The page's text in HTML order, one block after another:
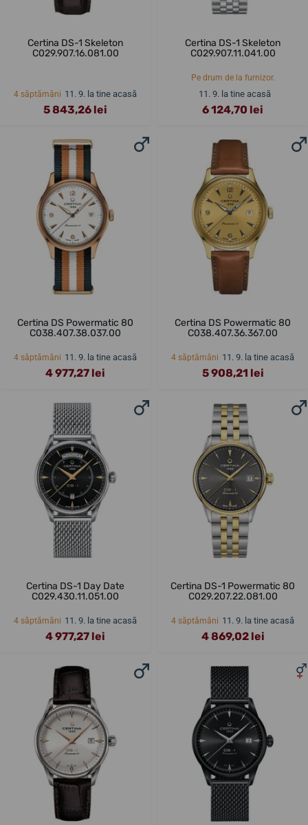
Certina DS-1 Skeleton
C029.907.16.081.00
4 săptămâni 11. 9. la tine acasă
5 843,26 lei
Certina DS-1 Skeleton
C029.907.11.041.00
Pe drum de la furnizor.
11. 9. la tine acasă
6 124,70 lei
Certina DS Powermatic 80
C038.407.38.037.00
4 săptămâni 11. 9. la tine acasă
4 977,27 lei
Certina DS Powermatic 80
C038.407.36.367.00
4 săptămâni 11. 9. la tine acasă
5 908,21 lei
Certina DS-1 Day Date
C029.430.11.051.00
4 săptămâni 11. 9. la tine acasă
4 977,27 lei
Certina DS-1 Powermatic 80
C029.207.22.081.00
4 săptămâni 11. 9. la tine acasă
4 869,02 lei